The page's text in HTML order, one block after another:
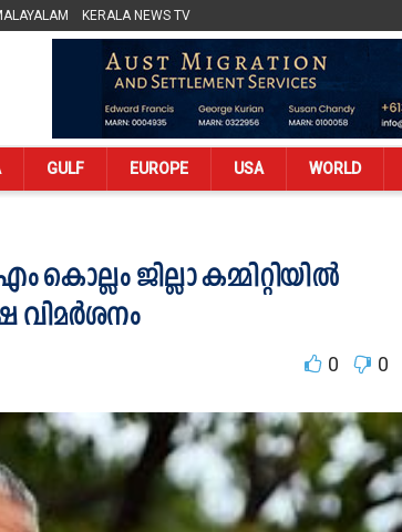
KERALA NEWS TV
GULF EUROPE USA WORLD
ജില്ലാ കമ്മിറ്റിയിൽ
വിമർശനം
0 0